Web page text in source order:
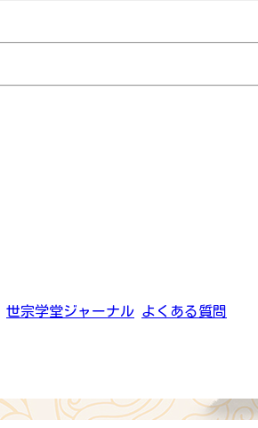
世宗学堂ジャーナル よくある質問